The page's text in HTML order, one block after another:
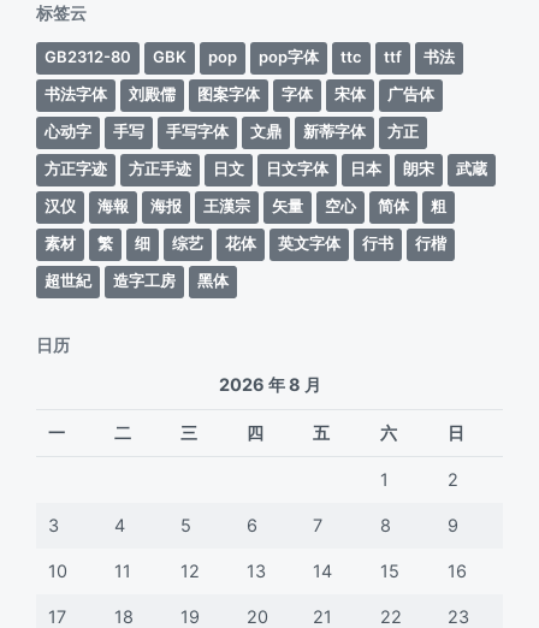
标签云
GB2312-80 GBK pop pop字体 ttc ttf
书法
书法字体
刘殿儒 图案字体 字体 宋体
广告体
心动字
手写 手写字体 文鼎 新蒂字体
方正
方正字迹
方正手迹 日文 日文字体 日本 朗宋
武蔵
汉仪
海報 海报 王漢宗 矢量 空心 简体
粗
素材
繁 细 综艺 花体 英文字体 行书
行楷
超世紀
造字工房 黑体
日历
2026 年 8 月
一 二 三 四 五 六 日
1 2
3 4 5 6 7 8 9
10 11 12 13 14 15 16
17 18 19 20 21 22 23